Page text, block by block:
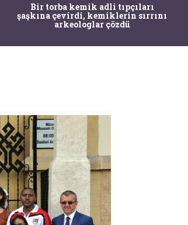
Bir torba kemik adli tıpçıları
şaşkına çevirdi, kemiklerin sırrını
arkeologlar çözdü